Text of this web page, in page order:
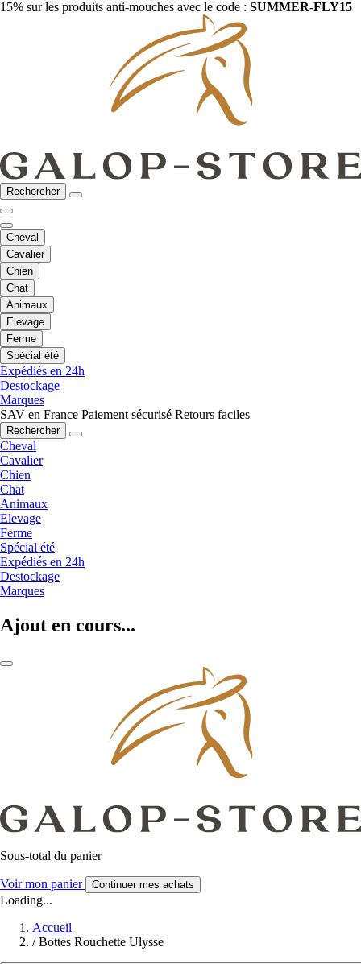
15% sur les produits anti-mouches avec le code : SUMMER-FLY15
Rechercher
Cheval
Cavalier
Chien
Chat
Animaux
Elevage
Ferme
Spécial été
Expédiés en 24h
Destockage
Marques
SAV en France Paiement sécurisé Retours faciles
Rechercher
Cheval
Cavalier
Chien
Chat
Animaux
Elevage
Ferme
Spécial été
Expédiés en 24h
Destockage
Marques
Ajout en cours...
Sous-total du panier
Voir mon panier Continuer mes achats
Loading...
Accueil
/ Bottes Rouchette Ulysse